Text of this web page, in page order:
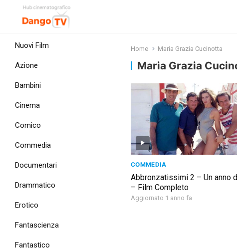
Nuovi Film
Azione
Bambini
Cinema
Comico
Commedia
Documentari
Drammatico
Erotico
Fantascienza
Fantastico
Home Maria Grazia Cucinotta
Maria Grazia
COMMEDIA
Abbronzatissimi 2 – Un anno
– Film Completo
Aggiornato 1 anno fa